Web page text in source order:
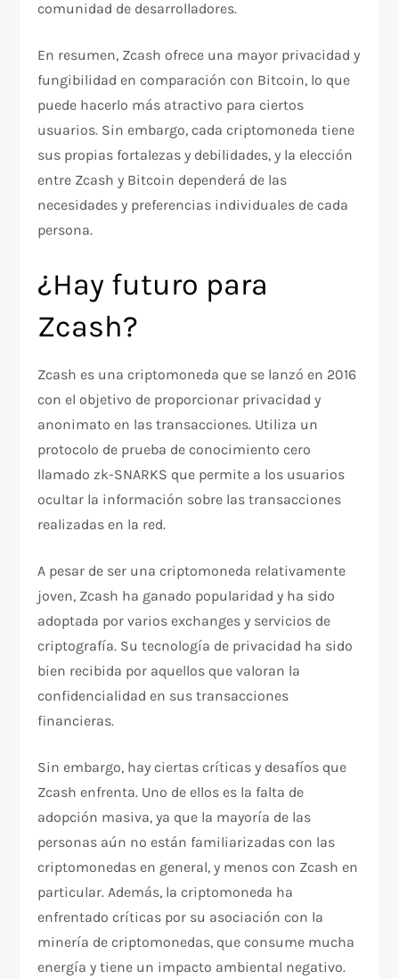
comunidad de desarrolladores.
En resumen, Zcash ofrece una mayor privacidad y
fungibilidad en comparación con Bitcoin, lo que
puede hacerlo más atractivo para ciertos
usuarios. Sin embargo, cada criptomoneda tiene
sus propias fortalezas y debilidades, y la elección
entre Zcash y Bitcoin dependerá de las
necesidades y preferencias individuales de cada
persona.
¿Hay futuro para
Zcash?
Zcash es una criptomoneda que se lanzó en 2016
con el objetivo de proporcionar privacidad y
anonimato en las transacciones. Utiliza un
protocolo de prueba de conocimiento cero
llamado zk-SNARKS que permite a los usuarios
ocultar la información sobre las transacciones
realizadas en la red.
A pesar de ser una criptomoneda relativamente
joven, Zcash ha ganado popularidad y ha sido
adoptada por varios exchanges y servicios de
criptografía. Su tecnología de privacidad ha sido
bien recibida por aquellos que valoran la
confidencialidad en sus transacciones
financieras.
Sin embargo, hay ciertas críticas y desafíos que
Zcash enfrenta. Uno de ellos es la falta de
adopción masiva, ya que la mayoría de las
personas aún no están familiarizadas con las
criptomonedas en general, y menos con Zcash en
particular. Además, la criptomoneda ha
enfrentado críticas por su asociación con la
minería de criptomonedas, que consume mucha
energía y tiene un impacto ambiental negativo.